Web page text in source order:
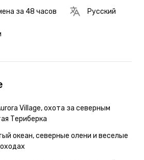
за 48 часов Русский
Village, охота за северным
Териберка
океан, северные олени и веселые